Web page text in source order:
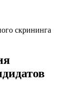
скрининга